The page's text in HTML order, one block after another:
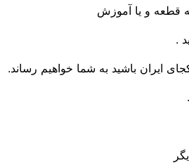
قطعه و یا آموزش
.
ایران باشید به شما خواهیم رساند.